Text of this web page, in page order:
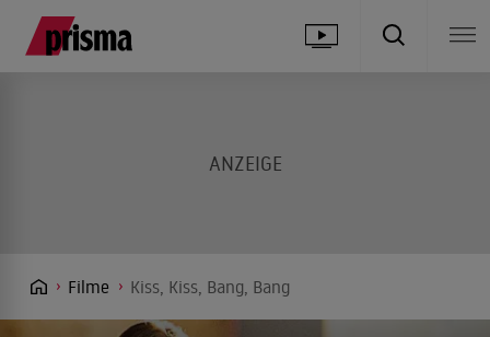
Filme Kiss, Kiss, Bang, Bang